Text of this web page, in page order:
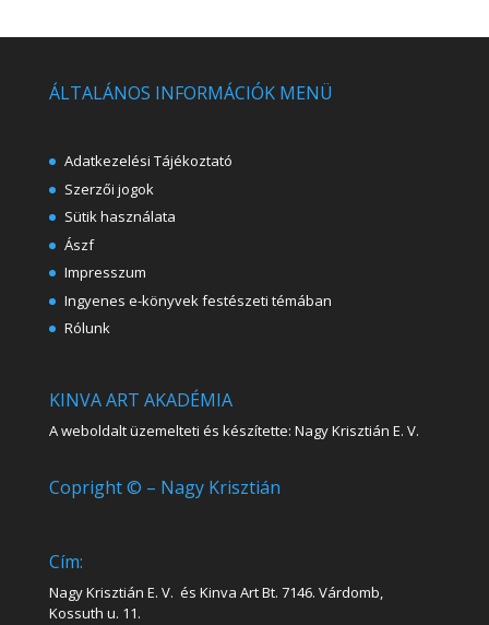
ÁLTALÁNOS INFORMÁCIÓK MENÜ
Adatkezelési Tájékoztató
Szerzői jogok
Sütik használata
Ászf
Impresszum
Ingyenes e-könyvek festészeti témában
Rólunk
KINVA ART AKADÉMIA
A weboldalt üzemelteti és készítette: Nagy Krisztián E. V.
Copright © – Nagy Krisztián
Cím:
Nagy Krisztián E. V. és Kinva Art Bt. 7146. Várdomb,
Kossuth u. 11.